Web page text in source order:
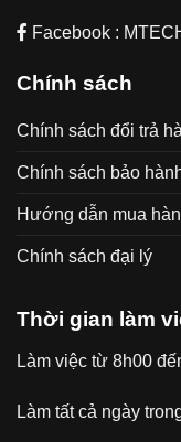
Facebook :
Chính sách
Chính sách đổi trả
Chính sách bảo
Hướng dẫn mua
Chính sách đại lý
Thời gian làm
Làm việc từ 8h00
Làm tất cả ngày